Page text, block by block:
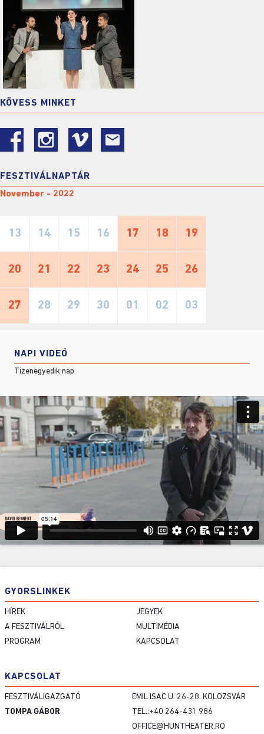
KÖVESS MINKET
FESZTIVÁLNAPTÁR
November - 2022
13 14 15 16 17 18 19
20 21 22 23 24 25 26
27 28 29 30 01 02 03
NAPI VIDEÓ
Tizenegyedik nap
GYORSLINKEK
HÍREK
A FESZTIVÁLRÓL
PROGRAM
JEGYEK
MULTIMÉDIA
KAPCSOLAT
KAPCSOLAT
FESZTIVÁLIGAZGATÓ
TOMPA GÁBOR
EMIL ISAC U. 26-28. KOLOZSVÁR
TEL.:+40 264-431 986
OFFICE@HUNTHEATER.RO